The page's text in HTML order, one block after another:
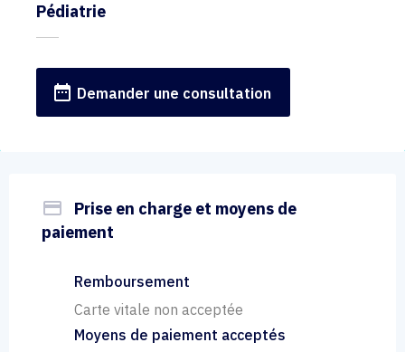
Pédiatrie
date_range Demander une consultation
payment
Prise en charge et moyens de
paiement
Remboursement
Carte vitale non acceptée
Moyens de paiement acceptés